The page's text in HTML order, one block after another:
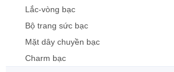
Lắc-vòng bạc
Bộ trang sức bạc
Mặt dây chuyền bạc
Charm bạc